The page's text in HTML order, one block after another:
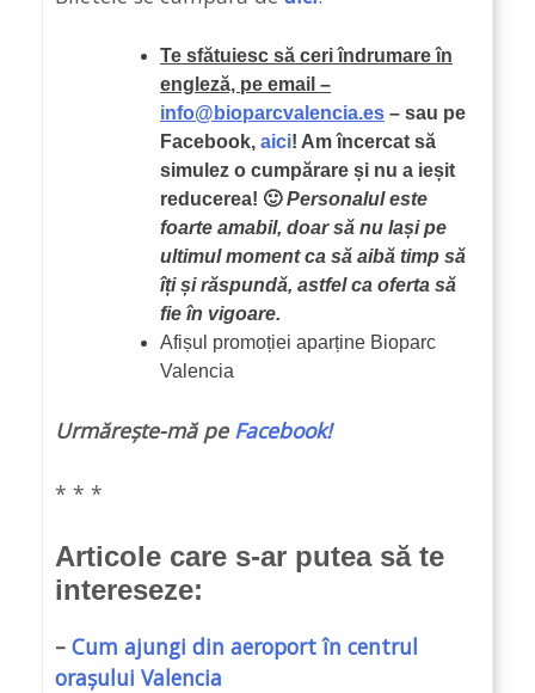
Te sfătuiesc să ceri îndrumare în
engleză, pe email –
info@bioparcvalencia.es – sau pe
Facebook, aici! Am încercat să
simulez o cumpărare și nu a ieșit
reducerea! 🙂Personalul este
foarte amabil, doar să nu lași pe
ultimul moment ca să aibă timp să
îți și răspundă, astfel ca oferta să
fie în vigoare.
Afișul promoției aparține Bioparc
Valencia
Urmărește-mă pe Facebook!
* * *
Articole care s-ar putea să te
intereseze:
– Cum ajungi din aeroport în centrul
orașului Valencia